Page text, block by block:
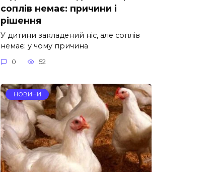
соплів немає: причини і
рішення
У дитини закладений ніс, але соплів
немає: у чому причина
0 52
НОВИНИ